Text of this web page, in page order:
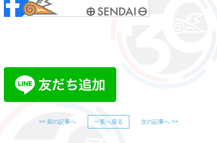
<< 前の記事へ 一覧へ戻る 次の記事へ >>